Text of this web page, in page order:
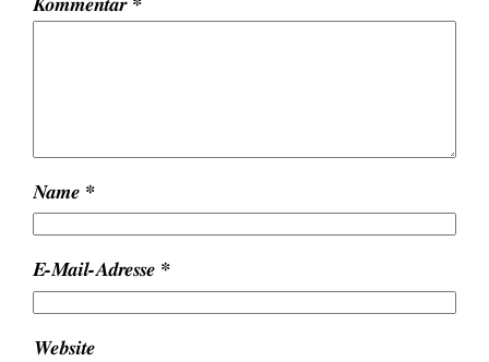
Kommentar *
Name *
E-Mail-Adresse *
Website